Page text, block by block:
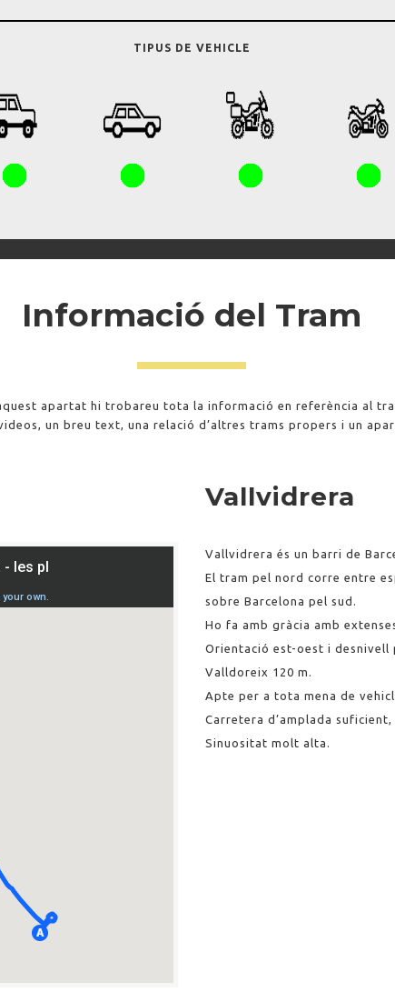
TIPUS DE VEHICLE
Informació del Tram
apartat hi trobareu tota la informació en referència al
un breu text, una relació d’altres trams propers i un
Vallvidrera
Vallvidrera és un barri de
El tram pel nord corre entre
sobre Barcelona pel sud.
Ho fa amb gràcia amb
Orientació est-oest i desnivell
Valldoreix 120 m.
Apte per a tota mena de
Carretera d’amplada
Sinuositat molt alta.